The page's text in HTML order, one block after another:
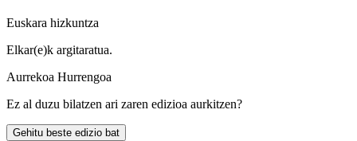
Euskara hizkuntza
Elkar(e)k argitaratua.
Aurrekoa Hurrengoa
Ez al duzu bilatzen ari zaren edizioa aurkitzen?
Gehitu beste edizio bat